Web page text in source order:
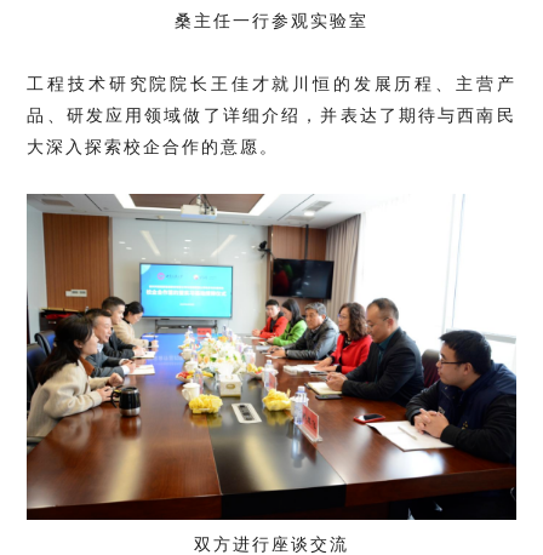
桑主任一行参观实验室
工程技术研究院院长王佳才就川恒的发展历程、主营产
品、研发应用领域做了详细介绍，并表达了期待与西南民
大深入探索校企合作的意愿。
双方进行座谈交流